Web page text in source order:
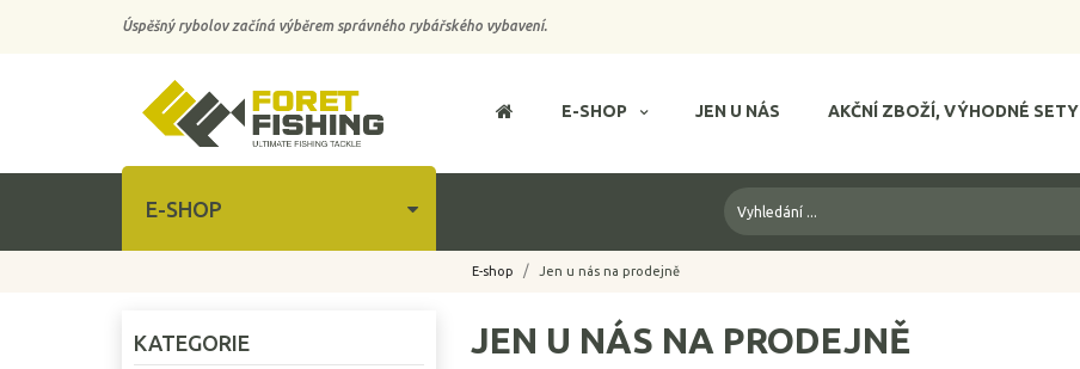
Úspěšný rybolov začíná výběrem správného rybářského vybavení.
E-SHOP JEN U NÁS AKČNÍ ZBOŽÍ, VÝHODNÉ SETY
E-SHOP
E-shop Jen u nás na prodejně
KATEGORIE JEN U NÁS NA PRODEJNĚ